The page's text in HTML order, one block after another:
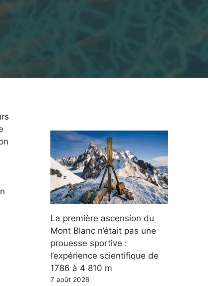
La première ascension du
Mont Blanc n’était pas une
prouesse sportive :
l’expérience scientifique de
1786 à 4 810 m
7 août 2026